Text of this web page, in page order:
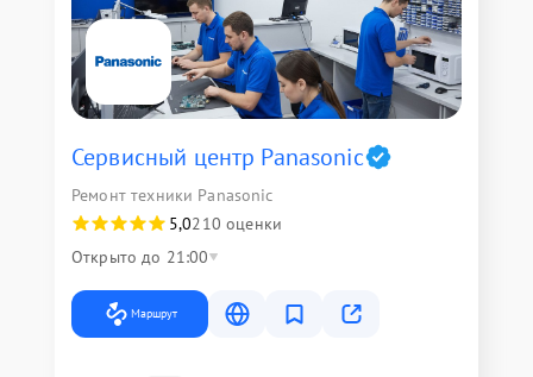
Сервисный центр Panasonic
Ремонт техники Panasonic
5,0210 оценки
Открыто до 21:00
Маршрут